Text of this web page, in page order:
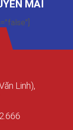
MÃI
Linh),